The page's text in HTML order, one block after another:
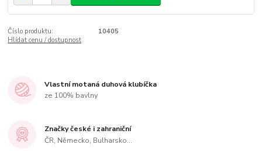
Číslo produktu:
10405
Hlídat cenu / dostupnost
Vlastní motaná duhová klubíčka
ze 100% bavlny
Značky české i zahraniční
ČR, Německo, Bulharsko...